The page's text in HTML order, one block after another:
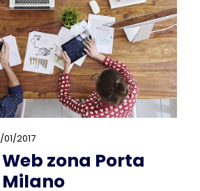
01/2017
zona Porta
Milano